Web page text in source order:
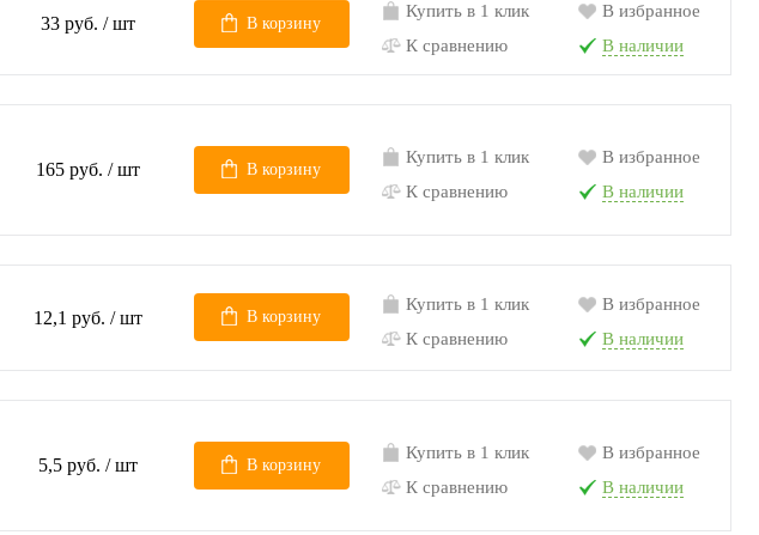
33 руб. / шт В корзину
Купить в 1 клик
К сравнению
В избранное
В наличии
165 руб. / шт В корзину
Купить в 1 клик
К сравнению
В избранное
В наличии
12,1 руб. / шт В корзину
Купить в 1 клик
К сравнению
В избранное
В наличии
5,5 руб. / шт В корзину
Купить в 1 клик
К сравнению
В избранное
В наличии